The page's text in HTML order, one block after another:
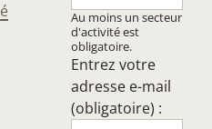
Au moins un secteur
d'activité est
obligatoire.
Entrez votre
adresse e-mail
(obligatoire) :